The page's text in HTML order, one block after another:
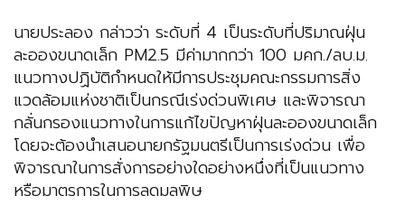
นายประลอง กล่าวว่า ระดับที่ 4 เป็นระดับที่ปริมาณฝุ่น
ละอองขนาดเล็ก PM2.5 มีค่ามากกว่า 100 มคก./ลบ.ม.
แนวทางปฏิบัติกําหนดให้มีการประชุมคณะกรรมการสิ่ง
แวดล้อมแห่งชาติเป็นกรณีเร่งด่วนพิเศษ และพิจารณา
กลั่นกรองแนวทางในการแก้ไขปัญหาฝุ่นละอองขนาดเล็ก
โดยจะต้องนําเสนอนายกรัฐมนตรีเป็นการเร่งด่วน เพื่อ
พิจารณาในการสั่งการอย่างใดอย่างหนึ่งที่เป็นแนวทาง
หรือมาตรการในการลดมลพิษ